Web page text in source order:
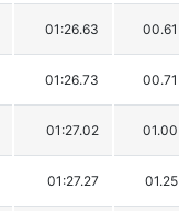
01:26.63 00.61
01:26.73 00.71
01:27.02 01.00
01:27.27 01.25